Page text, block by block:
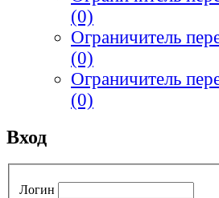
(0)
Ограничитель
(0)
Ограничитель
(0)
Вход
Логин